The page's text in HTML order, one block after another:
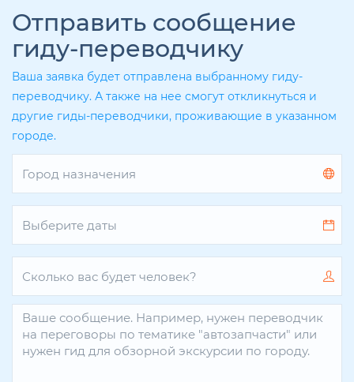
Отправить сообщение
гиду-переводчику
Ваша заявка будет отправлена выбранному гиду-
переводчику. А также на нее смогут откликнуться и
другие гиды-переводчики, проживающие в указанном
городе.